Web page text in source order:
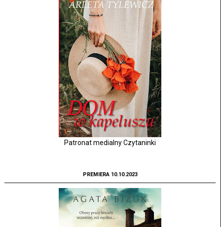
Patronat medialny Czytaninki
PREMIERA 10.10.2023